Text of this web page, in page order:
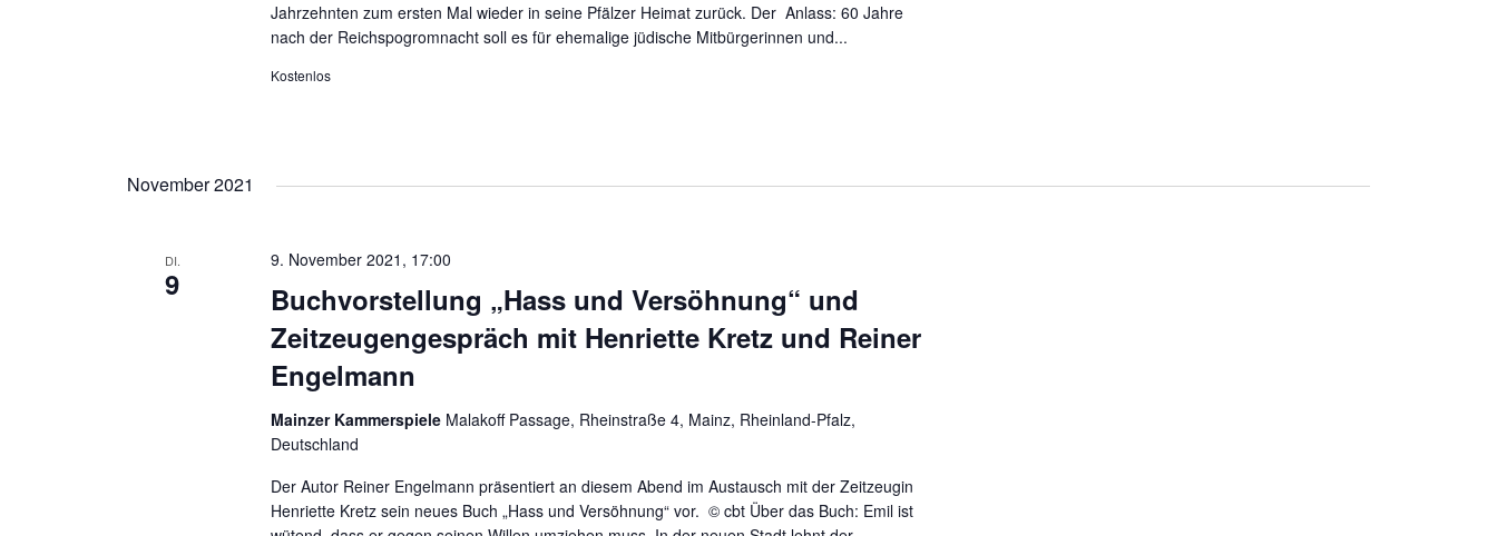
Jahrzehnten zum ersten Mal wieder in seine Pfälzer Heimat zurück. Der Anlass: 60 Jahre
nach der Reichspogromnacht soll es für ehemalige jüdische Mitbürgerinnen und...
Kostenlos
November 2021
DI.
9
Buchvorstellung „Hass und Versöhnung“ und
Zeitzeugengespräch mit Henriette Kretz und Reiner
Engelmann
9. November 2021, 17:00
Mainzer Kammerspiele Malakoff Passage, Rheinstraße 4, Mainz, Rheinland-Pfalz,
Deutschland
Der Autor Reiner Engelmann präsentiert an diesem Abend im Austausch mit der Zeitzeugin
Henriette Kretz sein neues Buch „Hass und Versöhnung“ vor. © cbt Über das Buch: Emil ist